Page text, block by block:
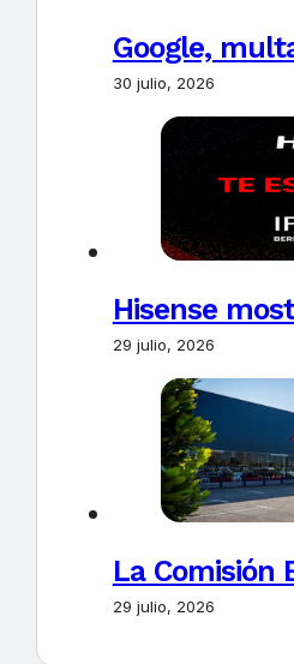
Google,
30 julio, 2026
Hisense
29 julio, 2026
La Comisión
29 julio, 2026